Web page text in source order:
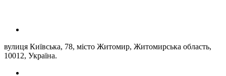
вулиця Київська, 78, місто Житомир, Житомирська область,
10012, Україна.